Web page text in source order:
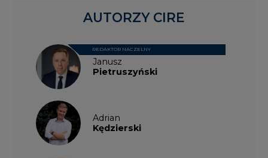
Janusz
Pietruszyński
REDAKTOR NACZELNY
Adrian
Kędzierski
AUTORZY CIRE